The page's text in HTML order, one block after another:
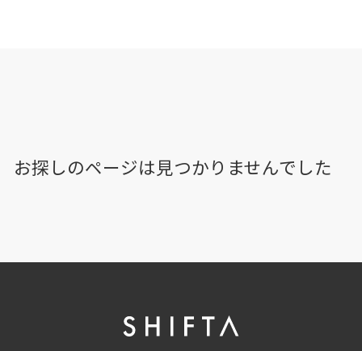
お探しのページは見つかりませんでした